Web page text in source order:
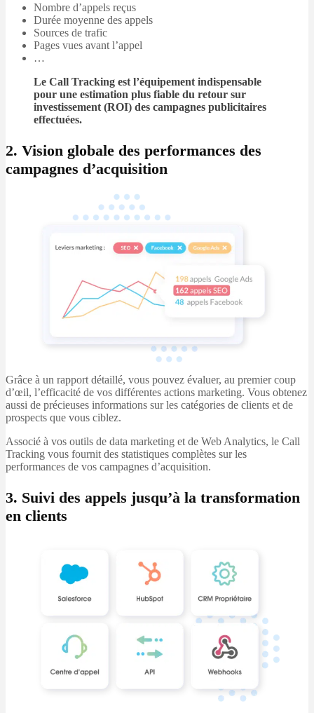
Nombre d’appels reçus
Durée moyenne des appels
Sources de trafic
Pages vues avant l’appel
…
Le Call Tracking est l’équipement indispensable
pour une estimation plus fiable du retour sur
investissement (ROI) des campagnes publicitaires
effectuées.
2. Vision globale des performances des
campagnes d’acquisition
Grâce à un rapport détaillé, vous pouvez évaluer, au premier coup
d’œil, l’efficacité de vos différentes actions marketing. Vous obtenez
aussi de précieuses informations sur les catégories de clients et de
prospects que vous ciblez.
Associé à vos outils de data marketing et de Web Analytics, le Call
Tracking vous fournit des statistiques complètes sur les
performances de vos campagnes d’acquisition.
3. Suivi des appels jusqu’à la transformation
en clients